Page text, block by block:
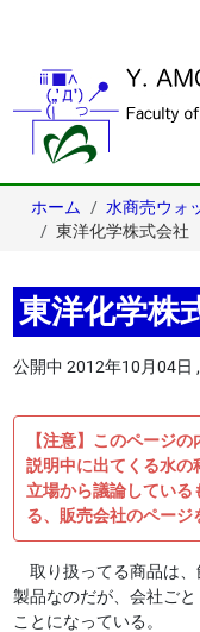
ホーム 水商売ウォ
東洋化学株式会社
東洋化学株
公開中 2012年10月04日
【注意】このページ
説明中に出てくる水の
立場から議論してい
る、販売会社のページ
取り扱ってる商品は、
製品なのだが、会社ご
ことになっている。